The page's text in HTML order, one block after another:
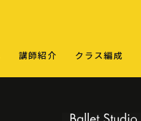
講師紹介 クラス編成